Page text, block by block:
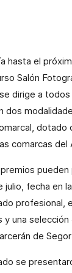
hasta el
Salón
dirige a
dos
dotado
comarcas del
julio, fecha en
profesional,
una
de
se